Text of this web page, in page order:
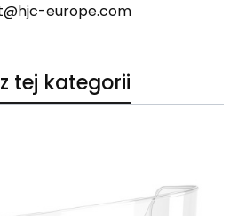
europe.com
tej kategorii